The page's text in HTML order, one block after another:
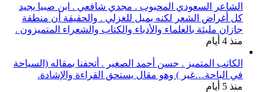
الشاعر السعودي المحبوب . مجدي شافعي . ابن صبيا يجيد
كل أغراض الشعر لكنه يميل للغزلي . والحقيقة أن منطقة
جازان مليئة بالعلماء والأدباء والكتاب والشعراء المتميزون .
منذ 4 أيام
الكاتب المتميز . حسن أحمد الصغير . أتحفنا بمقاله (السياحة
في الباحة…غير ) وهو مقال يستحق القراءة والإشادة.
منذ 5 أيام